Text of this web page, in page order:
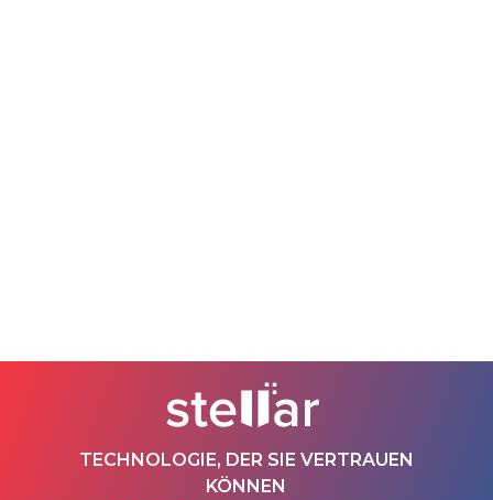
TECHNOLOGIE, DER SIE VERTRAUEN
KÖNNEN